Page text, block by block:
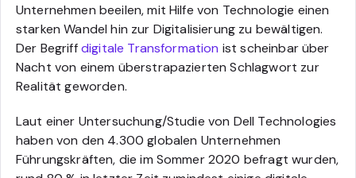
Unternehmen beeilen, mit Hilfe von Technologie einen
starken Wandel hin zur Digitalisierung zu bewältigen.
Der Begriffdigitale Transformation ist scheinbar über
Nacht von einem überstrapazierten Schlagwort zur
Realität geworden.
Laut einer Untersuchung/Studie von Dell Technologies
haben von den 4.300 globalen Unternehmen
Führungskräften, die im Sommer 2020 befragt wurden,